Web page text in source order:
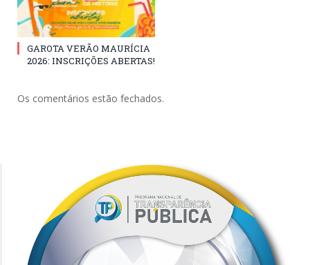
GAROTA VERÃO MAURÍCIA
2026: INSCRIÇÕES ABERTAS!
Os comentários estão fechados.